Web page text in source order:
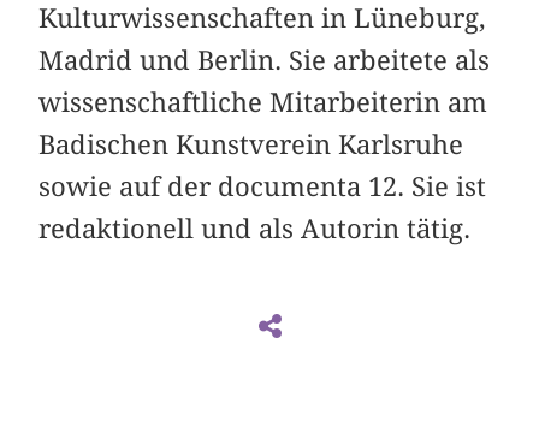
Kulturwissenschaften in Lüneburg,
Madrid und Berlin. Sie arbeitete als
wissenschaftliche Mitarbeiterin am
Badischen Kunstverein Karlsruhe
sowie auf der documenta 12. Sie ist
redaktionell und als Autorin tätig.